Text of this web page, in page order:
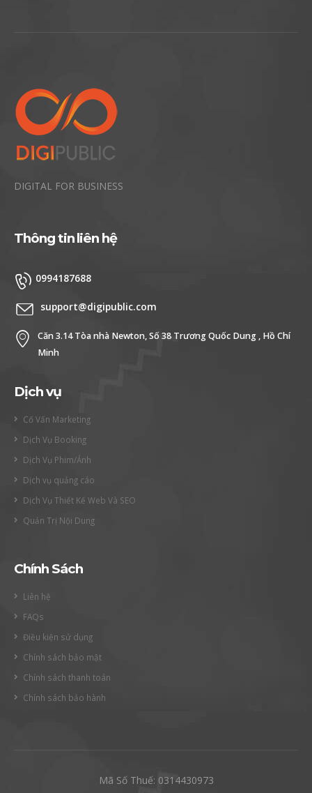
DIGITAL FOR BUSINESS
Thông tin liên hệ
0994187688
support@digipublic.com
Căn 3.14 Tòa nhà Newton, Số 38 Trương Quốc Dung , Hồ Chí
Minh
Dịch vụ
Cố Vấn Marketing
Dịch Vụ Booking
Dịch Vụ Phim/Ảnh
Dịch vụ quảng cáo
Dịch Vụ Thiết Kế Web Và SEO
Quản Trị Nội Dung
Chính Sách
Liên hệ
FAQs
Điều kiện sử dụng
Chính sách bảo mật
Chính sách thanh toán
Chính sách bảo hành
Mã Số Thuế: 0314430973